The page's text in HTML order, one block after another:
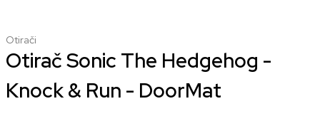
Otirači
Otirač Sonic The Hedgehog -
Knock & Run - DoorMat